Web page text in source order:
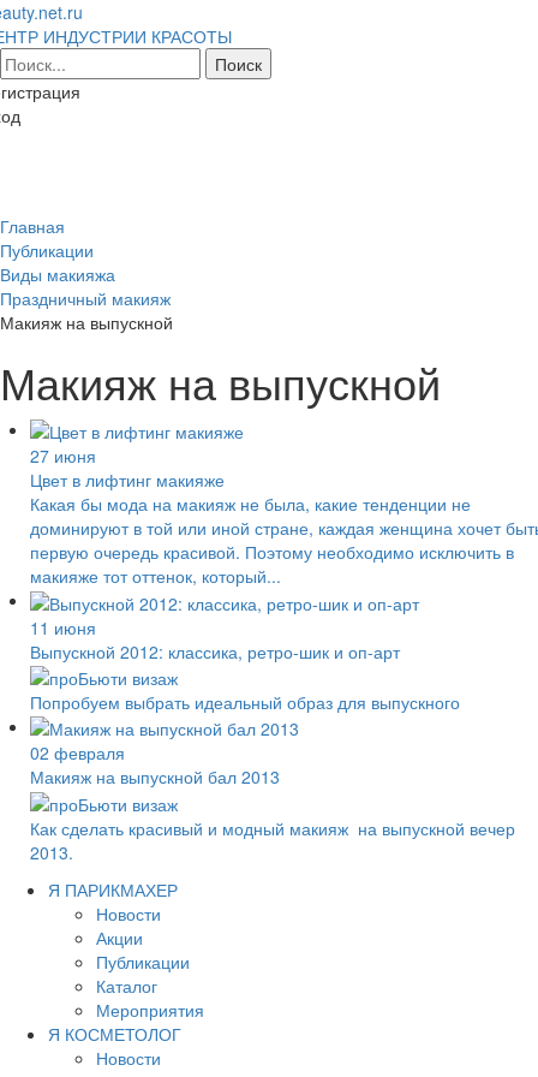
ИНДУСТРИИ КРАСОТЫ
Главная
Публикации
Виды макияжа
Праздничный макияж
Макияж на выпускной
Макияж на выпускной
27 июня
Цвет в лифтинг макияже
Какая бы мода на макияж не была, какие тенденции не
доминируют в той или иной стране, каждая женщина хочет
первую очередь красивой. Поэтому необходимо исключить в
макияже тот оттенок, который...
11 июня
Выпускной 2012: классика, ретро-шик и оп-арт
Попробуем выбрать идеальный образ для выпускного
02 февраля
Макияж на выпускной бал 2013
Как сделать красивый и модный макияж на выпускной вечер
2013.
Я ПАРИКМАХЕР
Новости
Акции
Публикации
Каталог
Мероприятия
Я КОСМЕТОЛОГ
Новости